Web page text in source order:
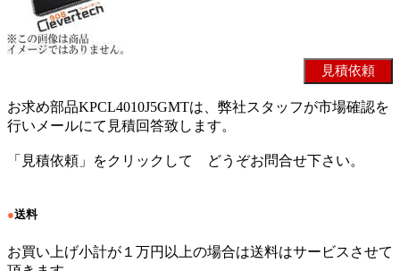
お求め部品KPCL4010J5GMTは、弊社スタッフが市場確認を
行いメールにて見積回答致します。
「見積依頼」をクリックして どうぞお問合せ下さい。
●送料
お買い上げ小計が１万円以上の場合は送料はサービスさせて